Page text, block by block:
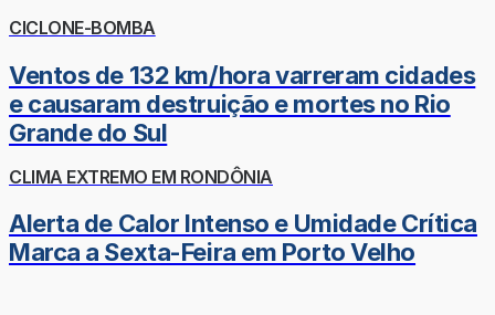
CICLONE-BOMBA
Ventos de 132 km/hora varreram cidades
e causaram destruição e mortes no Rio
Grande do Sul
CLIMA EXTREMO EM RONDÔNIA
Alerta de Calor Intenso e Umidade Crítica
Marca a Sexta-Feira em Porto Velho